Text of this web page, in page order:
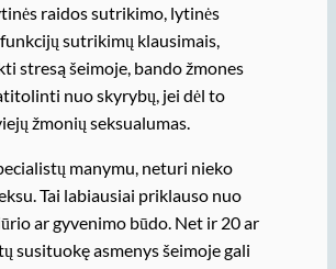
raidos sutrikimo, lytinės
sutrikimų klausimais,
stresą šeimoje, bando žmones
nuo skyrybų, jei dėl to
žmonių seksualumas.
manymu, neturi nieko
Tai labiausiai priklauso nuo
ar gyvenimo būdo. Net ir 20 ar
susituokę asmenys šeimoje gali